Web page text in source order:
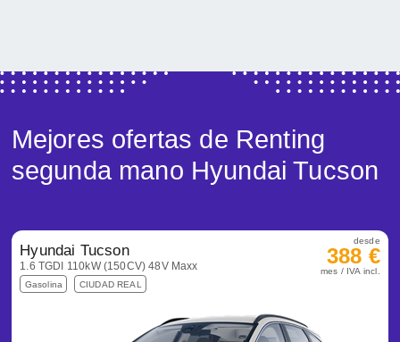
Mejores ofertas de Renting
segunda mano Hyundai Tucson
Hyundai Tucson
1.6 TGDI 110kW (150CV) 48V Maxx
Gasolina CIUDAD REAL
desde
388 €
mes / IVA incl.